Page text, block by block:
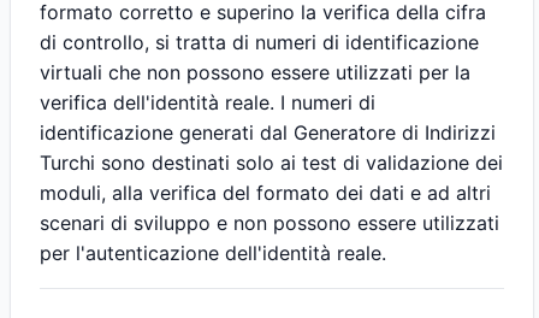
formato corretto e superino la verifica della cifra
di controllo, si tratta di numeri di identificazione
virtuali che non possono essere utilizzati per la
verifica dell'identità reale. I numeri di
identificazione generati dal Generatore di Indirizzi
Turchi sono destinati solo ai test di validazione dei
moduli, alla verifica del formato dei dati e ad altri
scenari di sviluppo e non possono essere utilizzati
per l'autenticazione dell'identità reale.